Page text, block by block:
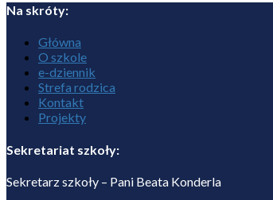
Na skróty:
Główna
O szkole
e-dziennik
Strefa rodzica
Kontakt
Projekty
Sekretariat szkoły:
Sekretarz szkoły – Pani Beata Konderla